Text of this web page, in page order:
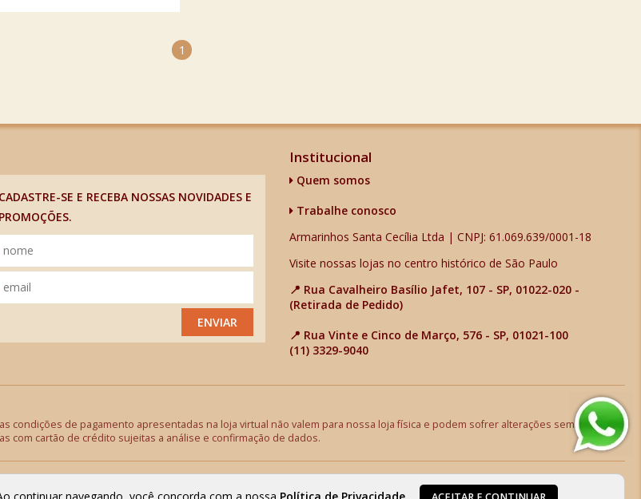
1
CADASTRE-SE E RECEBA NOSSAS NOVIDADES E
PROMOÇÕES.
ENVIAR
Institucional
Quem somos
Trabalhe conosco
Armarinhos Santa Cecília Ltda | CNPJ: 61.069.639/0001-18
Visite nossas lojas no centro histórico de São Paulo
📍 Rua Cavalheiro Basílio Jafet, 107 - SP, 01022-020 -
(Retirada de Pedido)
📍 Rua Vinte e Cinco de Março, 576 - SP, 01021-100
(11) 3329-9040
condições de pagamento apresentadas na loja virtual não valem para nossa loja física e podem sofrer alterações sem aviso
com cartão de crédito sujeitas a análise e confirmação de dados.